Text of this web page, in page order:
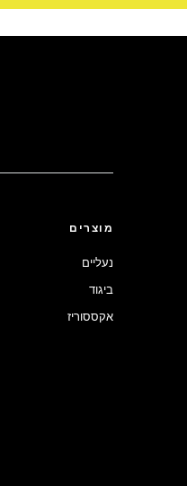
מוצרים
נעליים
ביגוד
אקססוריז